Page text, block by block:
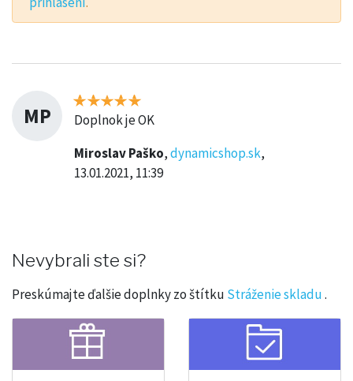
MP
Doplnok je OK
Miroslav Paško,dynamicshop.sk,
13.01.2021, 11:39
Nevybrali ste si?
Preskúmajte ďalšie doplnky zo štítku Stráženie skladu.